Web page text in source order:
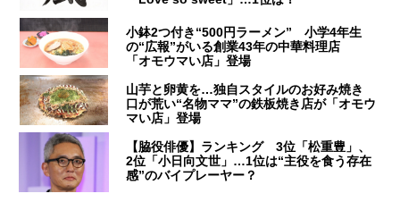
小鉢2つ付き“500円ラーメン” 小学4年生
の“広報”がいる創業43年の中華料理店
「オモウマい店」登場
山芋と卵黄を…独自スタイルのお好み焼き
口が荒い“名物ママ”の鉄板焼き店が「オモウ
マい店」登場
【脇役俳優】ランキング 3位「松重豊」、
2位「小日向文世」…1位は“主役を食う存在
感”のバイプレーヤー？